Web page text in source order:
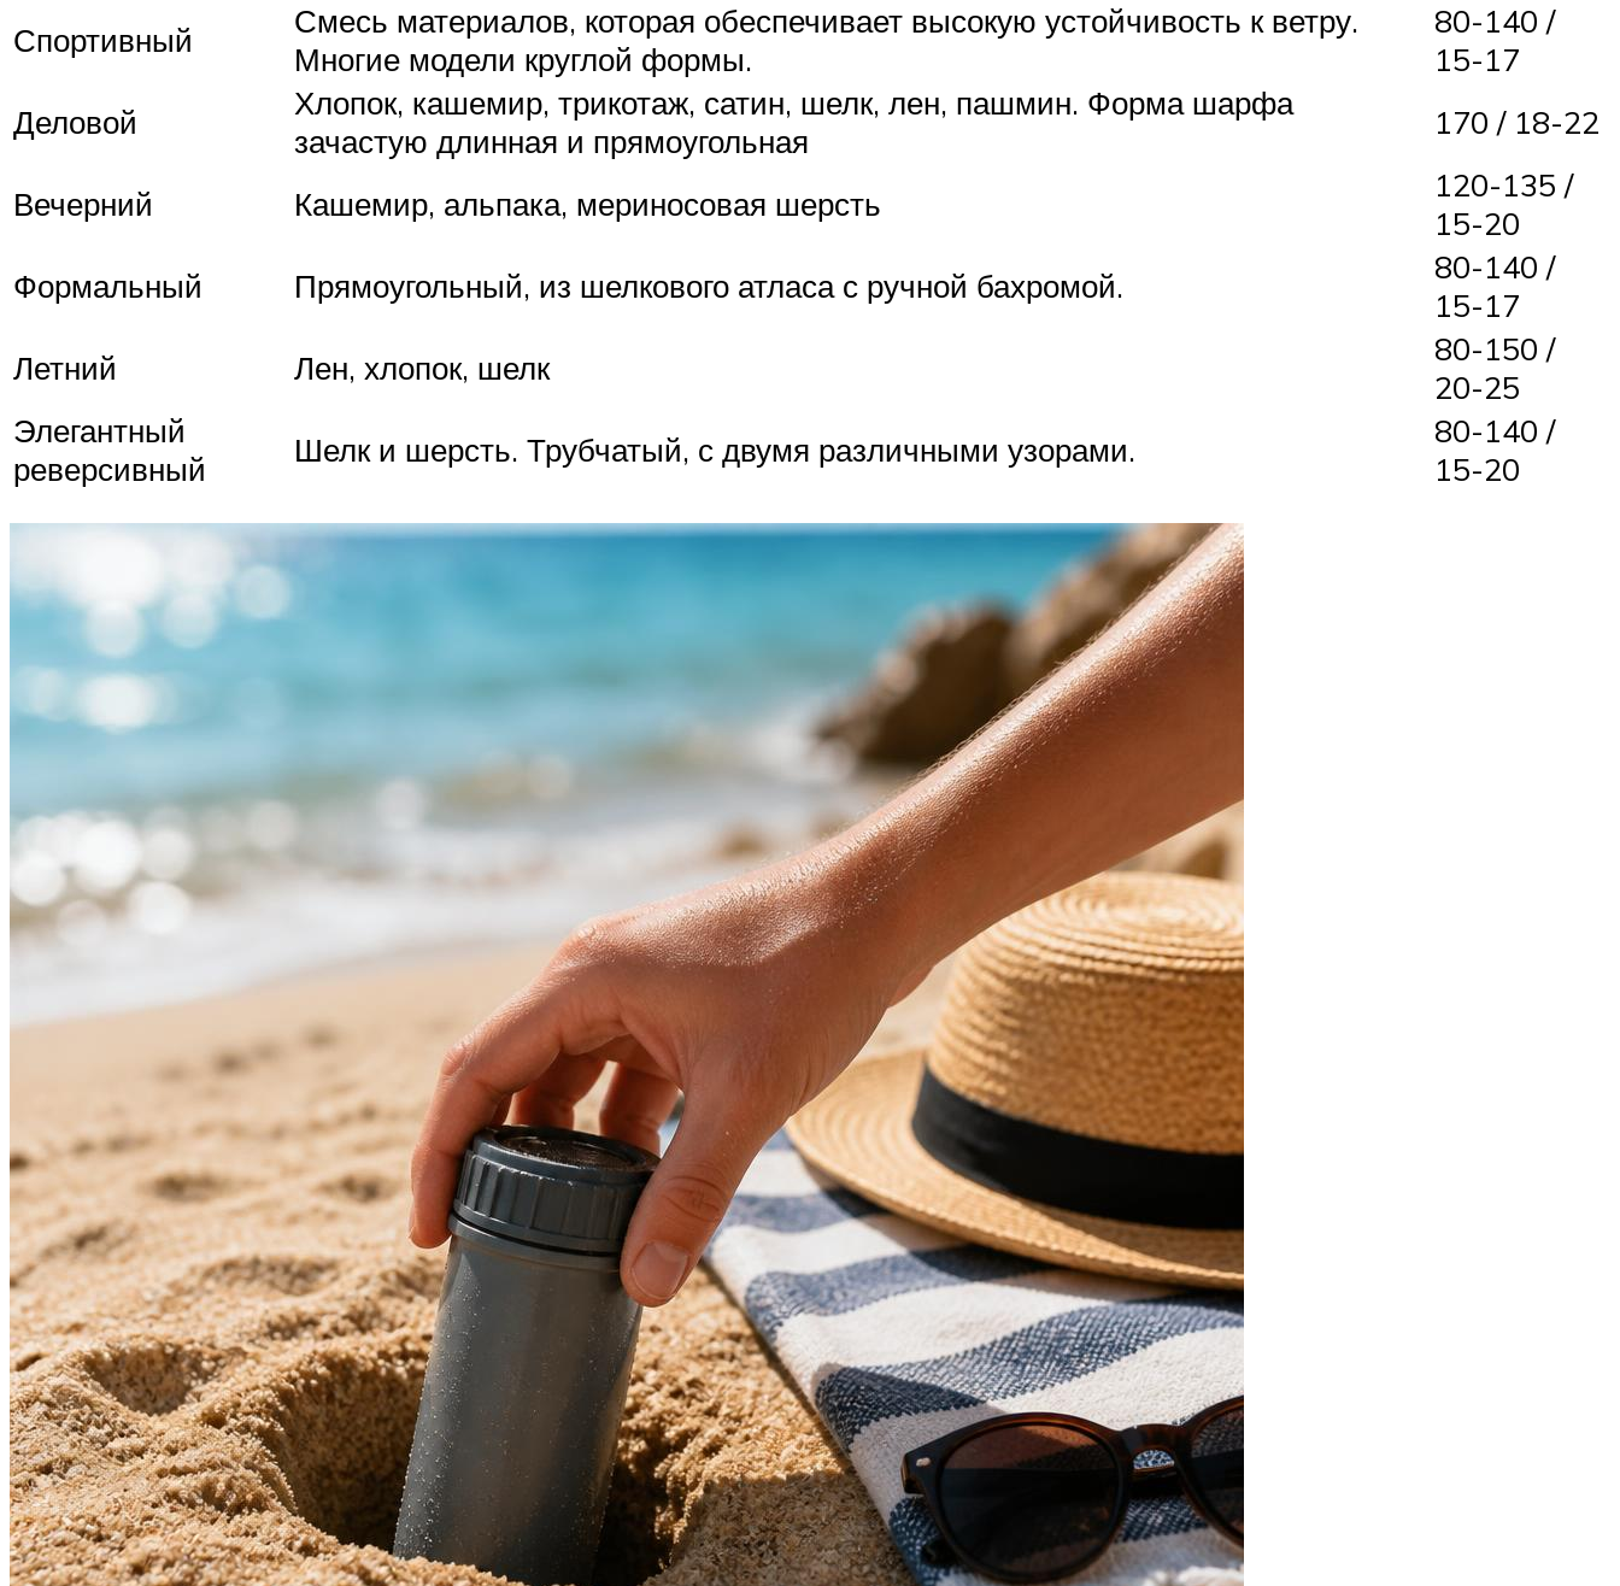
Спортивный
Смесь материалов, которая обеспечивает высокую устойчивость к ветру.
Многие модели круглой формы.
80-140 /
15-17
Деловой
Хлопок, кашемир, трикотаж, сатин, шелк, лен, пашмин. Форма шарфа
зачастую длинная и прямоугольная
170 / 18-22
Вечерний Кашемир, альпака, мериносовая шерсть
120-135 /
15-20
Формальный
Прямоугольный, из шелкового атласа с ручной бахромой.
80-140 /
15-17
Летний
Лен, хлопок, шелк
80-150 /
20-25
Элегантный
реверсивный
Шелк и шерсть. Трубчатый, с двумя различными узорами.
80-140 /
15-20